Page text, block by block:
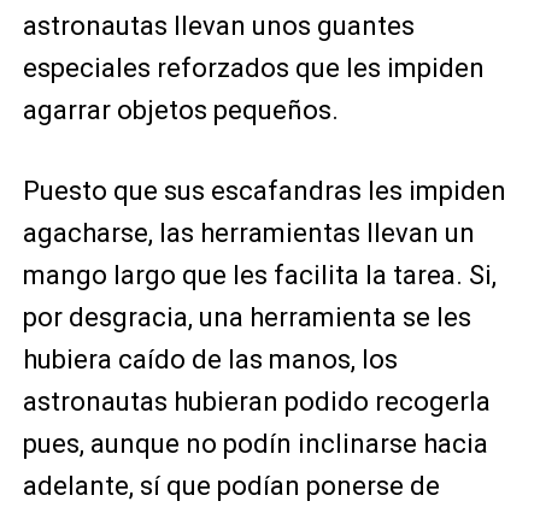
astronautas llevan unos guantes
especiales reforzados que les impiden
agarrar objetos pequeños.
Puesto que sus escafandras les impiden
agacharse, las herramientas llevan un
mango largo que les facilita la tarea. Si,
por desgracia, una herramienta se les
hubiera caído de las manos, los
astronautas hubieran podido recogerla
pues, aunque no podín inclinarse hacia
adelante, sí que podían ponerse de